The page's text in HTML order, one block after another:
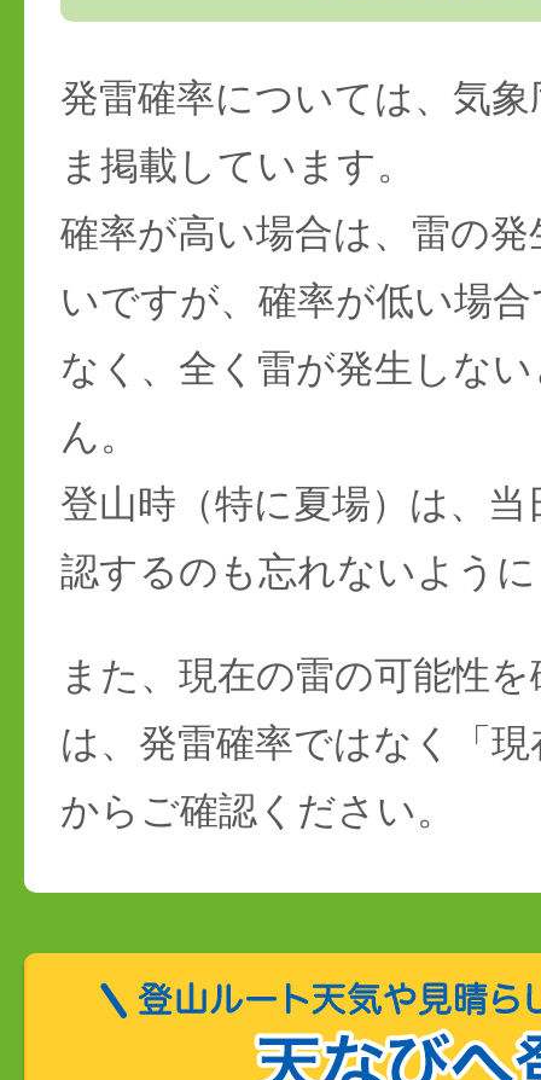
発雷確率については、気
ま掲載しています。
確率が高い場合は、雷の
いですが、確率が低い場
なく、全く雷が発生しな
ん。
登山時（特に夏場）は、
認するのも忘れないよう
また、現在の雷の可能性
は、発雷確率ではなく「
からご確認ください。